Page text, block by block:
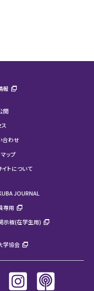
報
開
ス
合わせ
ップ
イトについて
JOURNAL
専用
示板(在学生用)
学協会